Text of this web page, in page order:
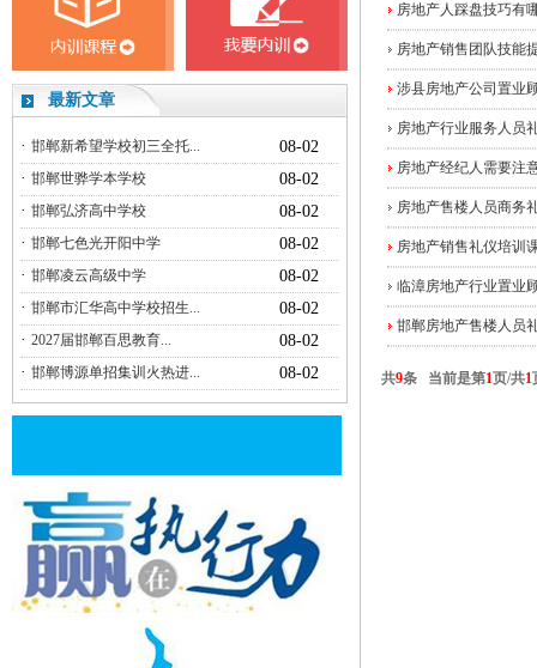
最新文章
· 邯郸新希望学校初三全托...
08-02
· 邯郸世骅学本学校
08-02
· 邯郸弘济高中学校
08-02
· 邯郸七色光开阳中学
08-02
· 邯郸凌云高级中学
08-02
· 邯郸市汇华高中学校招生...
08-02
· 2027届邯郸百思教育...
08-02
· 邯郸博源单招集训火热进... 08-02
房地产人踩盘技巧有
房地产销售团队技能
涉县房地产公司置业
房地产行业服务人员
房地产经纪人需要注
房地产售楼人员商务
房地产销售礼仪培训
临漳房地产行业置业
邯郸房地产售楼人员
共9条 当前是第1页/共1